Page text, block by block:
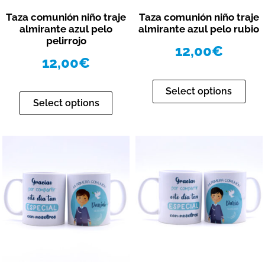
Taza comunión niño traje
almirante azul pelo
pelirrojo
12,00€
Select options
Taza comunión niño traje
almirante azul pelo rubio
12,00€
Select options